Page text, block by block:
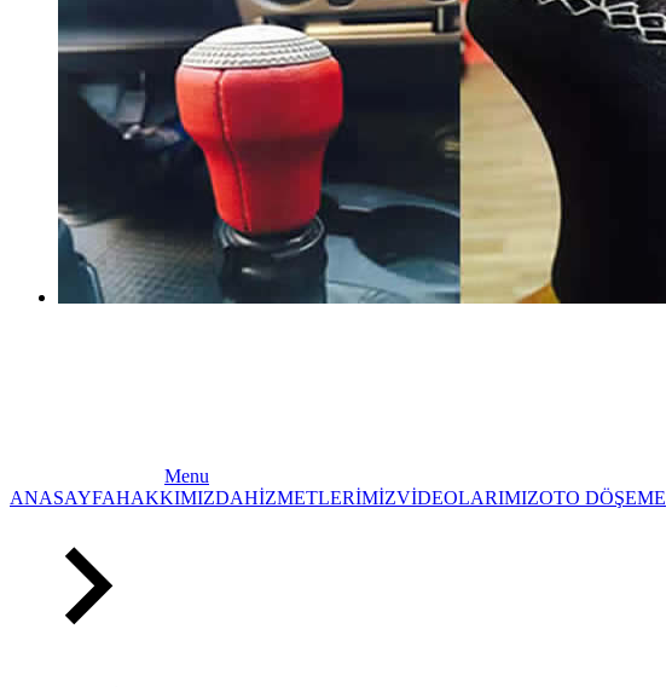
Menu
ANASAYFAHAKKIMIZDAHİZMETLERİMİZVİDEOLARIMIZOTO DÖŞEME